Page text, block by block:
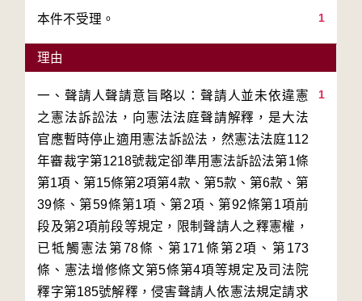
1
本件不受理。
理由
1
一、聲請人聲請意旨略以：聲請人並未依違憲
之憲法訴訟法，向憲法法庭聲請解釋，是大法
官應暫時停止適用憲法訴訟法，然憲法法庭112
年審裁字第1218號裁定卻準用憲法訴訟法第1條
第1項、第15條第2項第4款、第5款、第6款、第
39條、第59條第1項、第2項、第92條第1項前
段及第2項前段等規定，限制聲請人之釋憲權，
已牴觸憲法第78條、第171條第2項、第173
條、憲法增修條文第5條第4項等規定及司法院
釋字第185號解釋，侵害聲請人依憲法規定請求